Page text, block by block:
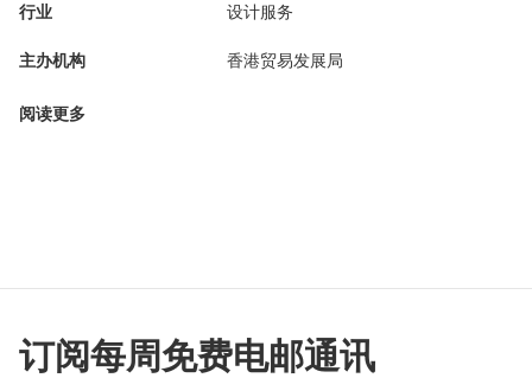
行业 设计服务
主办机构 香港贸易发展局
阅读更多
订阅每周免费电邮通讯